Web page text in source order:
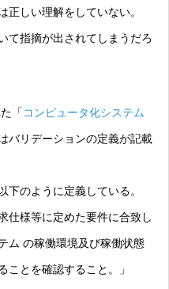
正しい理解をしていない。
て指摘が出されてしまうだろ
「 コンピュータ化システム
バリデーションの定義が記載
下のように定義している。
仕様等に定めた要件に合致し
ム の稼働環境及び稼働状態
ことを確認すること。」